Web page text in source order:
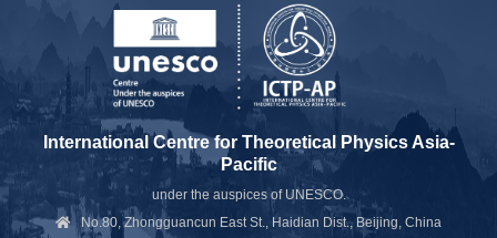
International Centre for Theoretical Physics Asia-
Pacific
under the auspices of UNESCO.
No.80, Zhongguancun East St., Haidian Dist., Beijing, China